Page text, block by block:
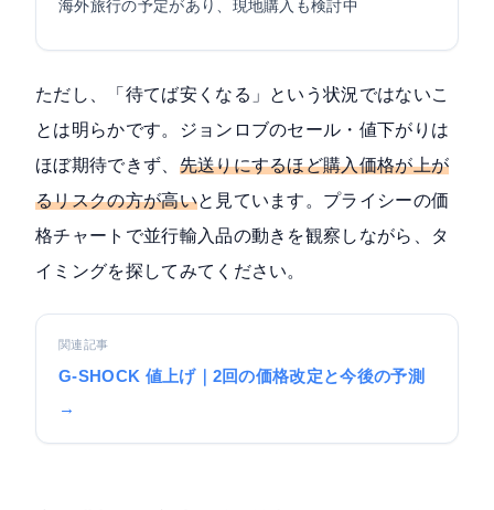
海外旅行の予定があり、現地購入も検討中
ただし、「待てば安くなる」という状況ではないこ
とは明らかです。ジョンロブのセール・値下がりは
ほぼ期待できず、 先送りにするほど購入価格が上が
るリスクの方が高いと見ています。プライシーの価
格チャートで並行輸入品の動きを観察しながら、タ
イミングを探してみてください。
関連記事
G-SHOCK 値上げ｜2回の価格改定と今後の予測
→